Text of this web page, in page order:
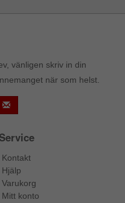
vänligen skriv in din
när som helst.
Service
Kontakt
Hjälp
Varukorg
Mitt konto